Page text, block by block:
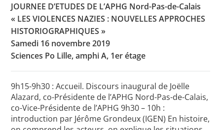
Les rendez-vous de l’APHG
Concours de recrutement
Concours scolaires
Conférences, tables rondes
Critique d’ouvrages publiés
Culture
JOURNEE D’ETUDES DE L’APHG Nord-Pas-de-Calais
« LES VIOLENCES NAZIES : NOUVELLES APPROCHES
HISTORIOGRAPHIQUES »
Samedi 16 novembre 2019
Sciences Po Lille, amphi A, 1er étage
9h15-9h30 : Accueil. Discours inaugural de Joëlle
Alazard, co-Présidente de l’APHG Nord-Pas-de-Calais,
co-Vice-Présidente de l’APHG 9h30 – 10h :
introduction par Jérôme Grondeux (IGEN) En histoire,